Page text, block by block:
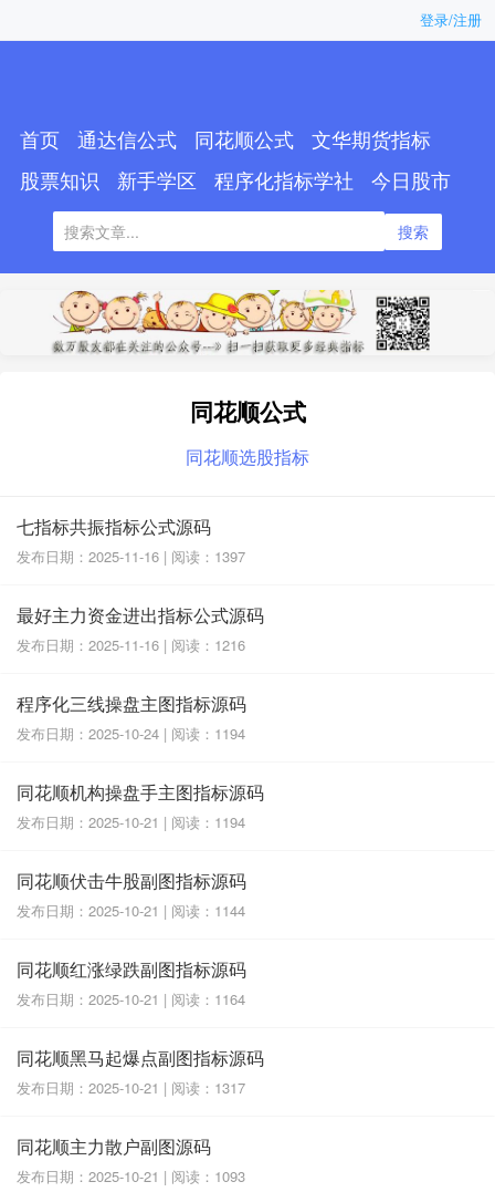
登录/注册
首页 通达信公式 同花顺公式
文华期货指标
股票知识
新手学区 程序化指标学社 今日股市
搜索
同花顺公式
同花顺选股指标
七指标共振指标公式源码
发布日期：2025-11-16 | 阅读：1397
最好主力资金进出指标公式源码
发布日期：2025-11-16 | 阅读：1216
程序化三线操盘主图指标源码
发布日期：2025-10-24 | 阅读：1194
同花顺机构操盘手主图指标源码
发布日期：2025-10-21 | 阅读：1194
同花顺伏击牛股副图指标源码
发布日期：2025-10-21 | 阅读：1144
同花顺红涨绿跌副图指标源码
发布日期：2025-10-21 | 阅读：1164
同花顺黑马起爆点副图指标源码
发布日期：2025-10-21 | 阅读：1317
同花顺主力散户副图源码
发布日期：2025-10-21 | 阅读：1093